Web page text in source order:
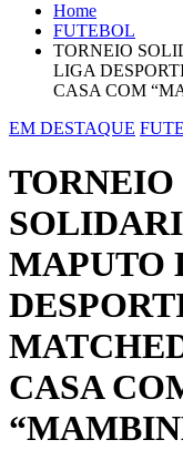
Home
FUTEBOL
TORNEIO
LIGA
CASA COM
EM DESTAQUE
TORNEIO
MAPUTO
CASA